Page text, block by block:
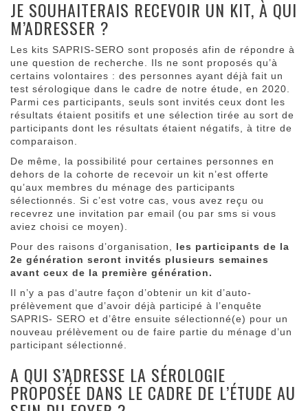
JE SOUHAITERAIS RECEVOIR UN KIT, À QUI
M’ADRESSER ?
Les kits SAPRIS-SERO sont proposés afin de répondre à
une question de recherche. Ils ne sont proposés qu’à
certains volontaires : des personnes ayant déjà fait un
test sérologique dans le cadre de notre étude, en 2020.
Parmi ces participants, seuls sont invités ceux dont les
résultats étaient positifs et une sélection tirée au sort de
participants dont les résultats étaient négatifs, à titre de
comparaison.
De même, la possibilité pour certaines personnes en
dehors de la cohorte de recevoir un kit n’est offerte
qu’aux membres du ménage des participants
sélectionnés. Si c’est votre cas, vous avez reçu ou
recevrez une invitation par email (ou par sms si vous
aviez choisi ce moyen).
Pour des raisons d’organisation, les participants de la
2e génération seront invités plusieurs semaines
avant ceux de la première génération.
Il n’y a pas d‘autre façon d’obtenir un kit d’auto-
prélèvement que d’avoir déjà participé à l’enquête
SAPRIS- SERO et d’être ensuite sélectionné(e) pour un
nouveau prélèvement ou de faire partie du ménage d’un
participant sélectionné.
A QUI S’ADRESSE LA SÉROLOGIE
PROPOSÉE DANS LE CADRE DE L’ÉTUDE AU